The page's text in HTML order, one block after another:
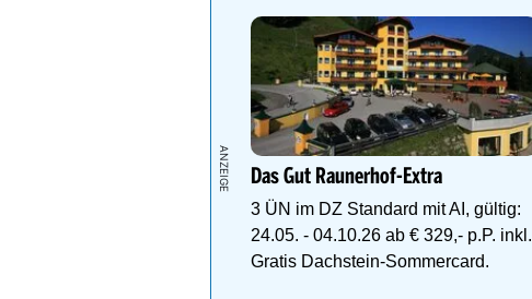
Das Gut Raunerhof-Extra
3 ÜN im DZ Standard mit AI, gültig:
24.05. - 04.10.26 ab € 329,- p.P. inkl.
Gratis Dachstein-Sommercard.